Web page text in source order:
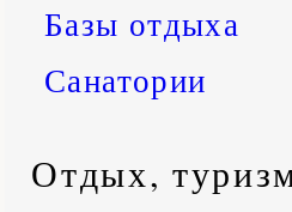
Базы отдыха
Санатории
Отдых,